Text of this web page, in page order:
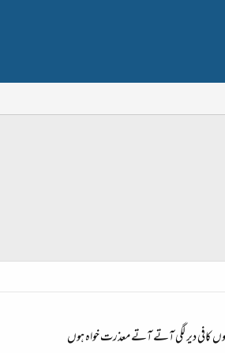
ہوں کافی دیر لگی آتے آتے معذرت خواہ ہوں